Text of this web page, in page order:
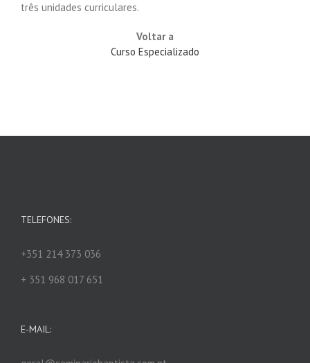
três unidades curriculares.
Voltar a
Curso Especializado
TELEFONES:
+351 214 373 036
+ 351 968 017 651
E-MAIL: